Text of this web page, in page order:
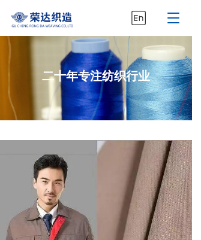
T
g
l
e
n
a
v
g
a
t
i
o
n
二十年专注纺织行业